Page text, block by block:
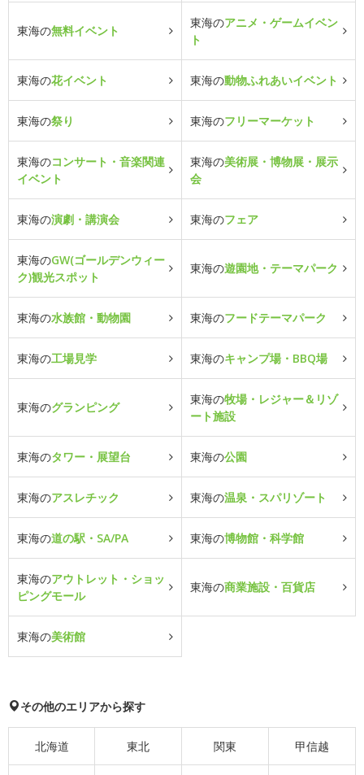
東海の無料イベント
東海のアニメ・ゲームイベン
ト
東海の花イベント 東海の動物ふれあいイベント
東海の祭り 東海のフリーマーケット
東海のコンサート・音楽関連
イベント
東海の美術展・博物展・展示
会
東海の演劇・講演会 東海のフェア
東海のGW(ゴールデンウィー
ク)観光スポット
東海の遊園地・テーマパーク
東海の水族館・動物園 東海のフードテーマパーク
東海の工場見学 東海のキャンプ場・BBQ場
東海のグランピング
東海の牧場・レジャー＆リゾ
ート施設
東海のタワー・展望台 東海の公園
東海のアスレチック 東海の温泉・スパリゾート
東海の道の駅・SA/PA 東海の博物館・科学館
東海のアウトレット・ショッ
ピングモール
東海の商業施設・百貨店
東海の美術館
その他のエリアから探す
北海道 東北 関東 甲信越